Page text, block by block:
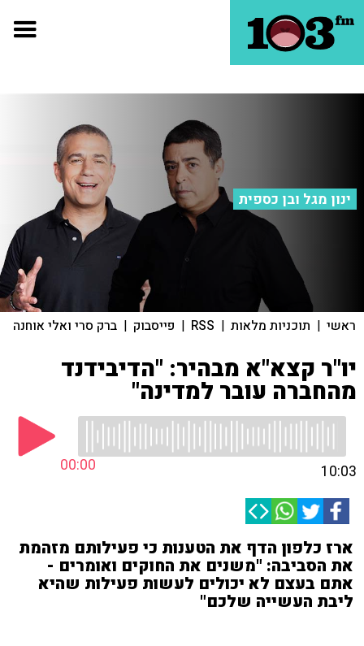
ינון מגל ובן כספית
ראשי | תוכניות מלאות |
RSS
| פייסבוק | ברק סרי ואלי אוחנה
יו"ר קצא"א מבהיר: "הדיבידנד
מהחברה עובר למדינה"
00:00 10:03
ארז כלפון הדף את הטענות כי פעילותם מזהמת
את הסביבה: "משנים את החוקים ואומרים -
אתם בעצם לא יכולים לעשות פעילות שהיא
ליבת העשייה שלכם"